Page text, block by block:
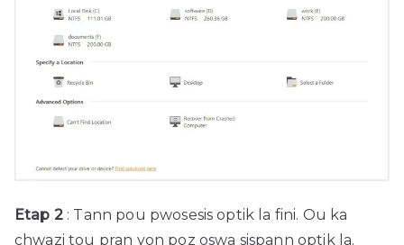
Etap 2: Tann pou pwosesis optik la fini. Ou ka
chwazi tou pran yon poz oswa sispann optik la.